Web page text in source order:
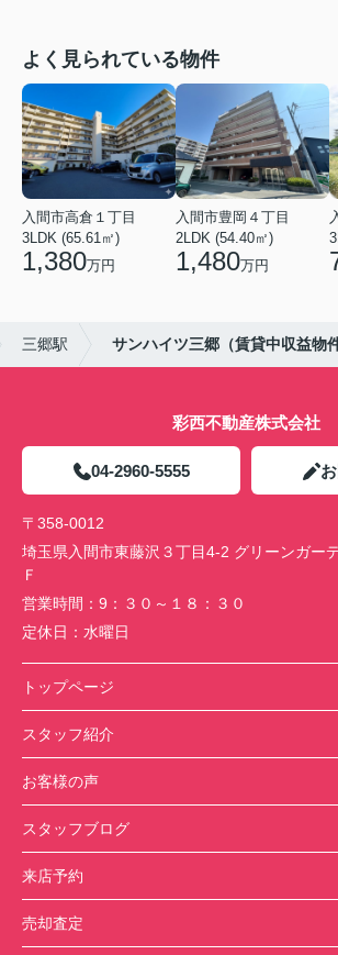
よく見られている物件
入間市高倉１丁目
3LDK (65.61㎡)
1,380万円
入間市豊岡４丁目
2LDK (54.40㎡)
1,480万円
三郷駅 サンハイツ三郷（賃貸中収益物
彩西不動産株式会社
04-2960-5555
〒358-0012
埼玉県入間市東藤沢３丁目4-2 グリーンガー
Ｆ
営業時間： 9：３０～１８：３０
定休日： 水曜日
トップページ
スタッフ紹介
お客様の声
スタッフブログ
来店予約
売却査定